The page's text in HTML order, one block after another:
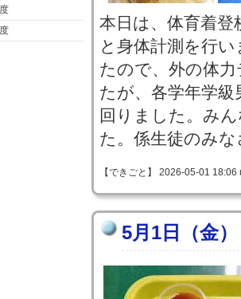
本日は、体育着
と身体計測を行
たので、外の体
たが、各学年学
回りました。み
た。係生徒のみ
【できごと】 2026-05-01
5月1日（金）